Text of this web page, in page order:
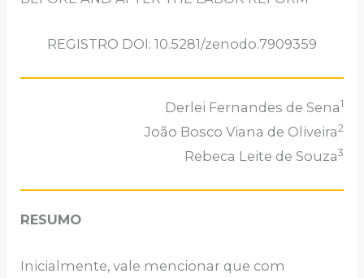
REGISTRO DOI: 10.5281/zenodo.7909359
Derlei Fernandes de Sena1
João Bosco Viana de Oliveira2
Rebeca Leite de Souza3
RESUMO
Inicialmente, vale mencionar que com